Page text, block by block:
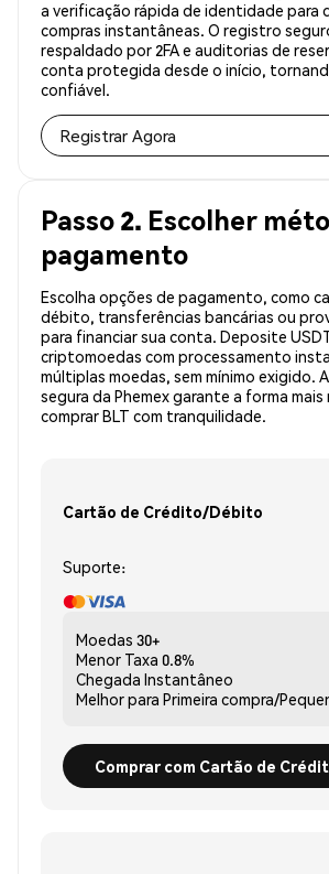
a verificação rápida de identidade para
compras instantâneas. O registro
respaldado por 2FA e auditorias de
conta protegida desde o início,
confiável.
Registrar Agora
Passo 2. Escolher
pagamento
Escolha opções de pagamento, como
débito, transferências bancárias ou
para financiar sua conta. Deposite
criptomoedas com processamento
múltiplas moedas, sem mínimo exigido.
segura da Phemex garante a forma mais
comprar BLT com tranquilidade.
Cartão de Crédito/Débito
Suporte:
Moedas 30+
Menor Taxa 0.8%
Chegada Instantâneo
Melhor para Primeira compra/
Comprar com Cartão de